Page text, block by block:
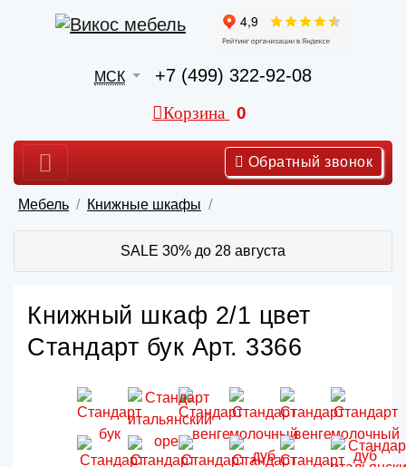
МСК +7 (499) 322-92-08
Корзина 0
Обратный звонок
Мебель Книжные шкафы
SALE 30% до 28 августа
Книжный шкаф 2/1 цвет
Стандарт бук Арт. 3366